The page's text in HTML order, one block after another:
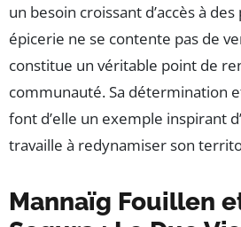
un besoin croissant d’accès à
épicerie ne se contente pas de
constitue un véritable point de
communauté. Sa détermination
font d’elle un exemple inspirant
travaille à redynamiser son
Mannaïg Fouillen